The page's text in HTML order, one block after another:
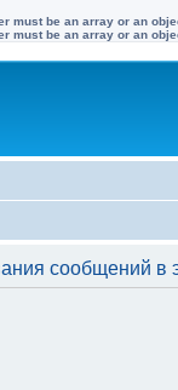
must be an array or an
must be an array or an
сообщений в